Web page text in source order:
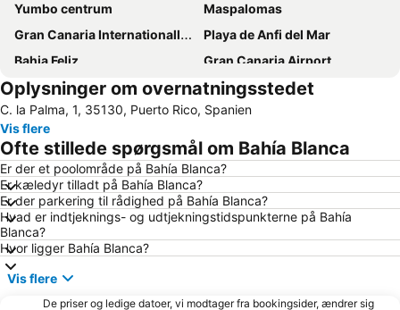
Yumbo centrum
Maspalomas
Gran Canaria Internationalle Lufthavn
Playa de Anfi del Mar
Bahia Feliz
Gran Canaria Airport
Playa de Mogán
Puerto de Mogan
Vegueta
Meloneras
Puerto de Mogán
Playa del Sol
Las Palmas
Faro de Maspalomas
Playa de San Agustín
Arguineguín
Port of San Juan
Inglés Strand
Maspalomas Golf
Plaza de Canarias
Parque Santa Catalina
Oplysninger om overnatningsstedet
C. la Palma, 1, 35130, Puerto Rico, Spanien
Vis flere
Ofte stillede spørgsmål om Bahía Blanca
Er der et poolområde på Bahía Blanca?
Er kæledyr tilladt på Bahía Blanca?
Er der parkering til rådighed på Bahía Blanca?
Hvad er indtjeknings- og udtjekningstidspunkterne på Bahía
Blanca?
Hvor ligger Bahía Blanca?
Vis flere
De priser og ledige datoer, vi modtager fra bookingsider, ændrer sig